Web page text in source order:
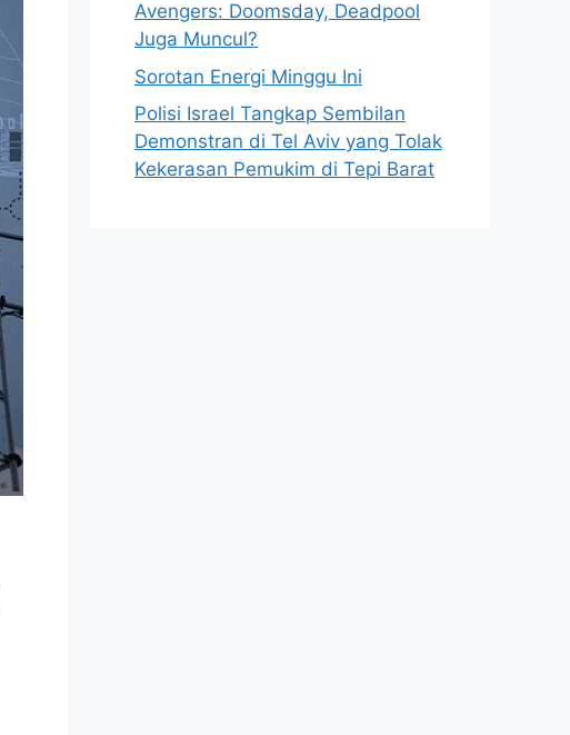
Avengers: Doomsday, Deadpool
Juga Muncul?
Sorotan Energi Minggu Ini
Polisi Israel Tangkap Sembilan
Demonstran di Tel Aviv yang Tolak
Kekerasan Pemukim di Tepi Barat